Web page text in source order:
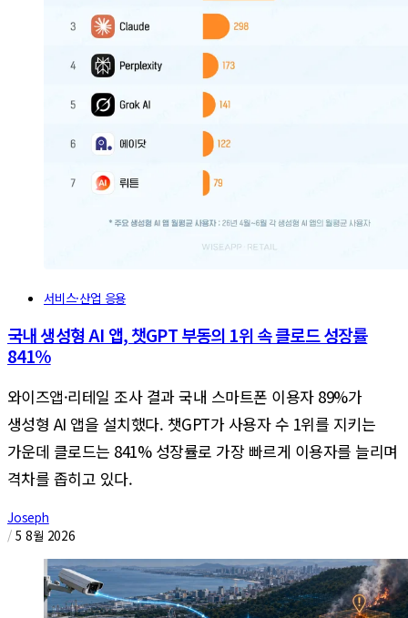
서비스·산업 응용
국내 생성형 AI 앱, 챗GPT 부동의 1위 속 클로드 성장률
841%
와이즈앱·리테일 조사 결과 국내 스마트폰 이용자 89%가
생성형 AI 앱을 설치했다. 챗GPT가 사용자 수 1위를 지키는
가운데 클로드는 841% 성장률로 가장 빠르게 이용자를 늘리며
격차를 좁히고 있다.
Joseph
/ 5 8월 2026